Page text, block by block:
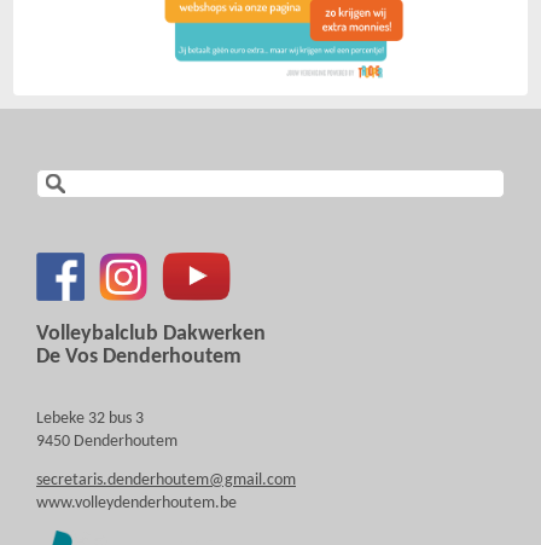
Volleybalclub Dakwerken
De Vos Denderhoutem
Lebeke 32 bus 3
9450 Denderhoutem
secretaris.denderhoutem@gmail.com
www.volleydenderhoutem.be